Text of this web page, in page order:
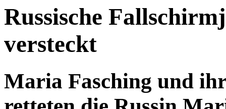
Maria Fasching und
retteten die Russin
ihrem Dachboden